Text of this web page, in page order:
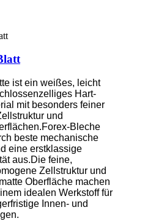
ist ein weißes, leicht
Hart-
mit besonders feiner
und
Bleche
beste mechanische
eine erstklassige
aus.Die feine,
Zellstruktur und
Oberfläche machen
idealen Werkstoff für
Innen- und